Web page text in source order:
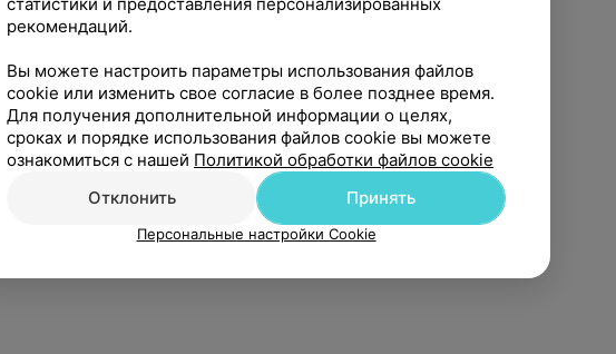
рекомендаций.
Вы можете настроить параметры использования файлов
cookie или изменить свое согласие в более позднее время.
Для получения дополнительной информации о целях,
сроках и порядке использования файлов cookie вы можете
ознакомиться с нашей Политикой обработки файлов cookie
Отклонить
Принять
Персональные настройки Cookie